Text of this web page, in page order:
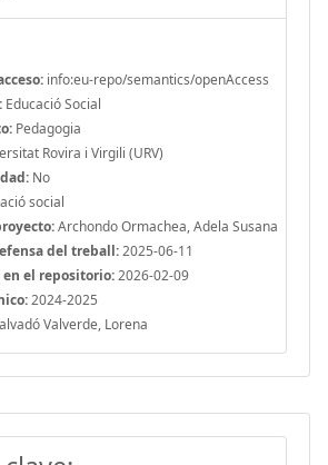
info:eu-repo/semantics/openAccess
Educació Social
Pedagogia
Rovira i Virgili (URV)
No
social
Archondo Ormachea, Adela Susana
del treball:2025-06-11
en el repositorio:2026-02-09
2024-2025
Valverde, Lorena